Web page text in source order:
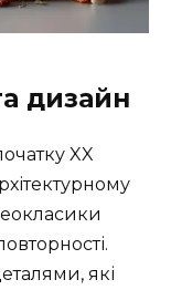
дизайн
XX
які